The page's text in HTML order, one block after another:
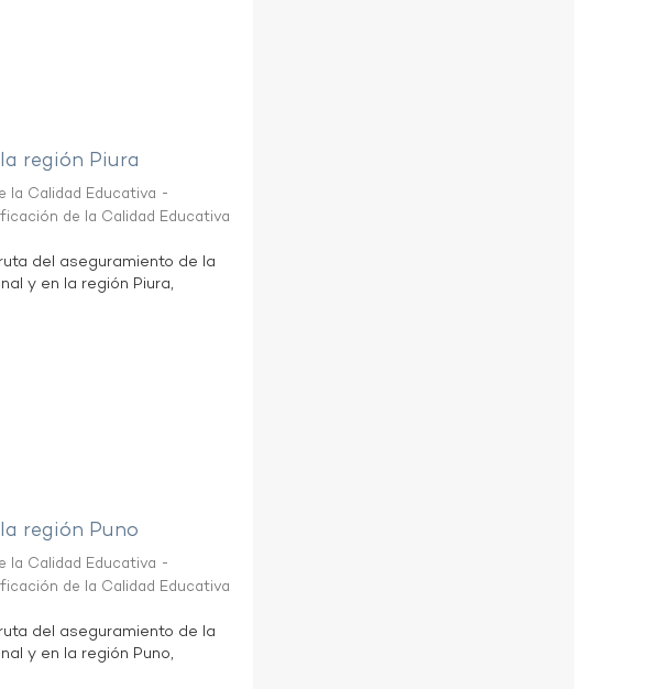
región Piura
la Calidad Educativa -
de la Calidad Educativa
del aseguramiento de la
y en la región Piura,
región Puno
la Calidad Educativa -
de la Calidad Educativa
del aseguramiento de la
y en la región Puno,